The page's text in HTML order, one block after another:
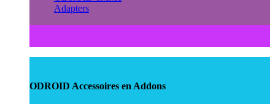
Adapters
ODROID Accessoires en Addons